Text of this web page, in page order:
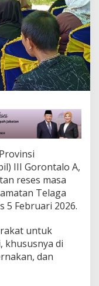
III Gorontalo A,
reses masa
Telaga
5 Februari 2026.
untuk
khususnya di
dan